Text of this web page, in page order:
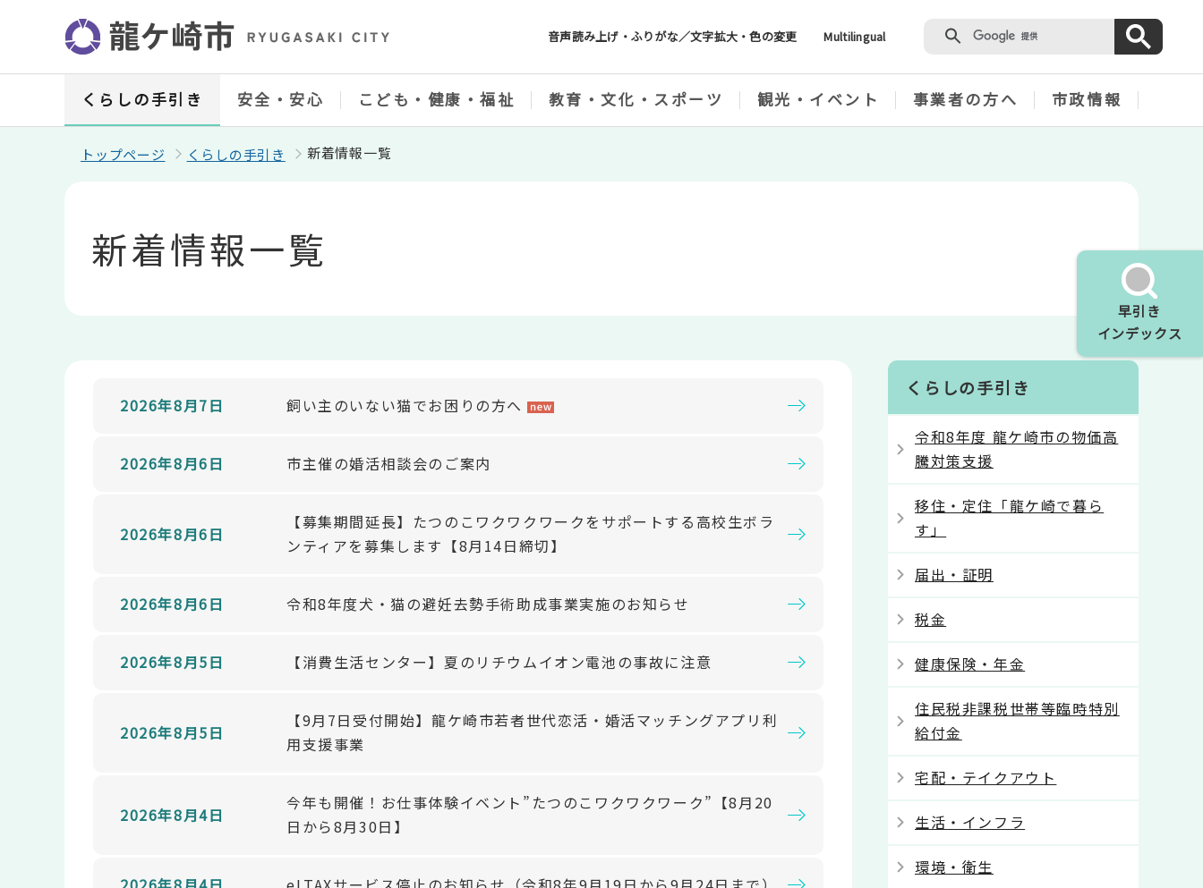
ジ
音声読み上げ・ふりがな／文字拡大・色の変更 Multilingual
早引き
インデックス
くらしの手引き 安全・安心 こども・健康・福祉 教育・文化・スポーツ 観光・イベント 事業者の方へ 市政情報
トップページ くらしの手引き 新着情報一覧
新着情報一覧
2026年8月7日 飼い主のいない猫でお困りの方へ
2026年8月6日 市主催の婚活相談会のご案内
2026年8月6日
【募集期間延長】たつのこワクワクワークをサポートする高校生ボラ
ンティアを募集します【8月14日締切】
2026年8月6日 令和8年度犬・猫の避妊去勢手術助成事業実施のお知らせ
2026年8月5日 【消費生活センター】夏のリチウムイオン電池の事故に注意
2026年8月5日
【9月7日受付開始】龍ケ崎市若者世代恋活・婚活マッチングアプリ利
用支援事業
2026年8月4日
今年も開催！お仕事体験イベント”たつのこワクワクワーク”【8月20
日から8月30日】
くらしの手引き
令和8年度 龍ケ崎市の物価高
騰対策支援
移住・定住「龍ケ崎で暮ら
す」
届出・証明
税金
健康保険・年金
住民税非課税世帯等臨時特別
給付金
宅配・テイクアウト
生活・インフラ
環境・衛生